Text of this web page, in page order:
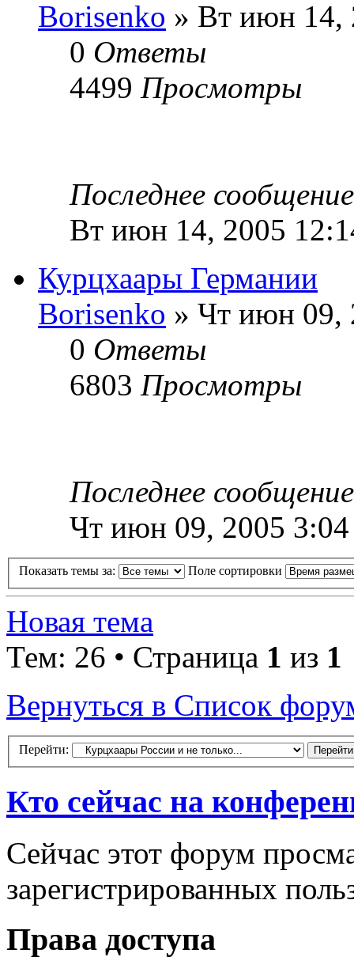
Borisenko » Вт июн 14,
0 Ответы
4499 Просмотры
Последнее
Вт июн 14, 2005
Курцхаары Германии
Borisenko » Чт июн 09,
0 Ответы
6803 Просмотры
Последнее
Чт июн 09, 2005
Показать темы за: Поле сортировки
Новая тема
Тем: 26 • Страница 1 из 1
Вернуться в Список
Перейти:
Кто сейчас на
Сейчас этот форум
зарегистрированных
Права доступа